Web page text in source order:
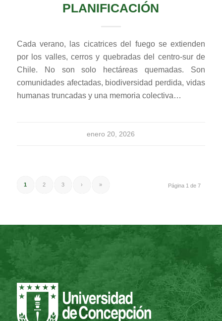
PLANIFICACIÓN
Cada verano, las cicatrices del fuego se extienden
por los valles, cerros y quebradas del centro-sur de
Chile. No son solo hectáreas quemadas. Son
comunidades afectadas, biodiversidad perdida, vidas
humanas truncadas y una memoria colectiva…
enero 20, 2026
Página 1 de 7
1 2 3 › »